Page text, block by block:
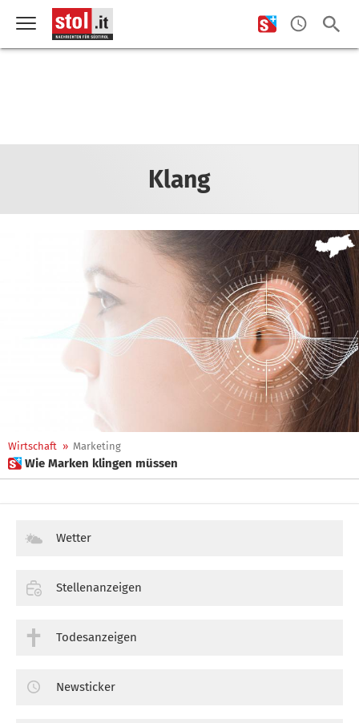
Klang
Wirtschaft » Marketing
 Wie Marken klingen müssen
Wetter
Stellenanzeigen
Todesanzeigen
Newsticker